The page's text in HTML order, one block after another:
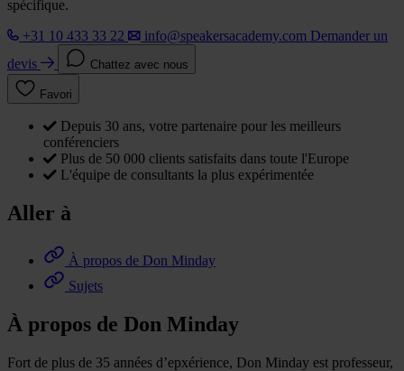
spécifique.
+31 10 433 33 22
info@speakersacademy.com Demander un
devis
Chattez avec nous
Favori
Depuis 30 ans, votre partenaire pour les meilleurs
conférenciers
Plus de 50 000 clients satisfaits dans toute l'Europe
L'équipe de consultants la plus expérimentée
Aller à
À propos de Don Minday
Sujets
À propos de Don Minday
Fort de plus de 35 années d’epxérience, Don Minday est professeur,